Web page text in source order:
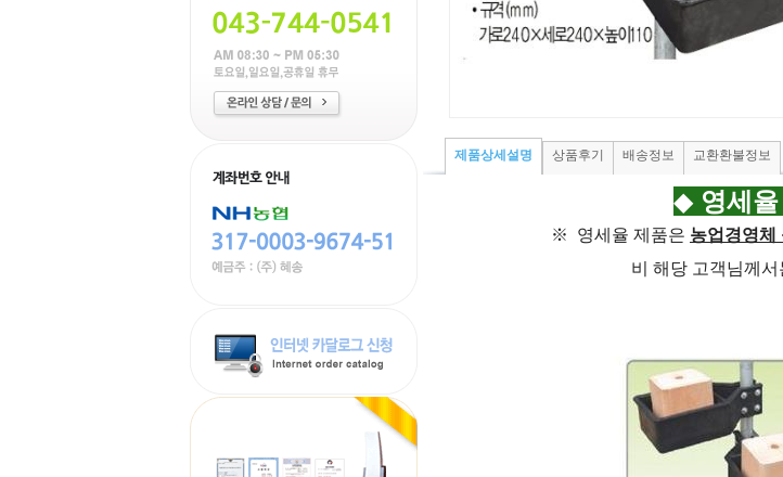
제품상세설명 상품후기 배송정보 교환환불정보
◆영세율
※ 영세율 제품은 농업경영체
비 해당 고객님께